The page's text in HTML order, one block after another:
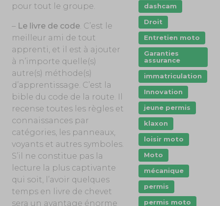
pour tout le groupe.
– Le livre de code. C’est le
meilleur ami de tout
apprenti, et il est à ajouter
à n’importe quelle(s)
autre(s) méthode(s)
d’apprentissage. C’est la
bible du code de la route. Il
recense toutes les règles et
connaissances par
catégories, les panneaux,
voyants et autres symboles.
S’il ne constitue pas la
lecture la plus captivante
qui soit, l’avoir quelques
temps en livre de chevet
sera un avantage énorme
dashcam
Droit
Entretien moto
Garanties
assurance
immatriculation
Innovation
jeune permis
klaxon
loisir moto
Moto
mécanique
permis
permis moto